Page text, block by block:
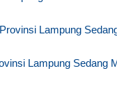
Lampung Sedang